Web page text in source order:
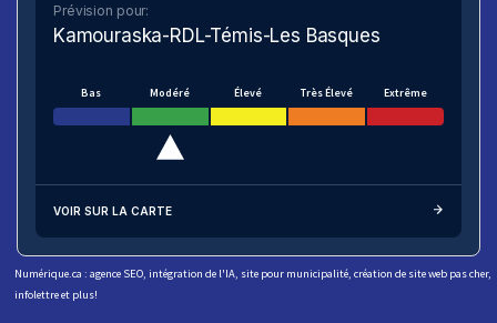
Prévision pour:
Kamouraska-RDL-Témis-Les Basques
Bas Modéré Élevé Très Élevé Extrême
VOIR SUR LA CARTE
Numérique.ca :agence SEO,intégration de l'IA, site pour municipalité,création de site web pas cher,
infolettreet plus!